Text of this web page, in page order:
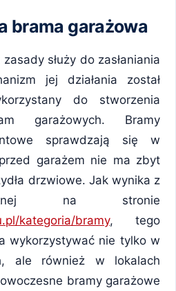
brama garażowa
służy do zasłaniania
jej działania został
do stworzenia
garażowych. Bramy
sprawdzają się w
garażem nie ma zbyt
drzwiowe. Jak wynika z
na stronie
kategoria/bramy, tego
wykorzystywać nie tylko w
ale również w lokalach
bramy garażowe